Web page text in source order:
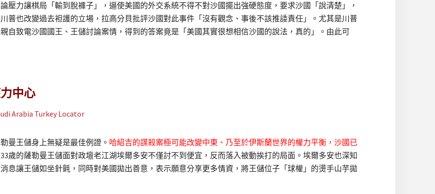
壓力讓棋局「輸到脫褲子」，逼使美國的外交系統不得不對沙國擺出強硬態度，要求沙國「說清楚」，
普也改變過去袒護的立場，拉高分貝批評沙國對此事件「沒有觀念、事後不該推諉責任」。尤其是川普
自致電沙國國王、王儲討論案情，得到的答案竟是「美國其實很想相信沙國的說法，真的」。由此可
中心
曼王儲身上無疑是最佳例證。 哈紹吉的謀殺案極可能改變中東、乃至於伊斯蘭世界的權力平衡，沙國已
33歲的薩勒曼王儲面對政壇老江湖埃爾多安不僅討不到便宜，反而落入被動挨打的局面。埃爾多安也深知
息讓王儲如坐針氈，同時對美國拋出善意，表示願意分享更多情資，將王儲位子「球權」的燙手山芋拋